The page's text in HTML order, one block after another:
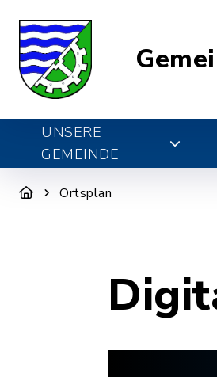
UNSERE
GEMEINDE
Ortsplan